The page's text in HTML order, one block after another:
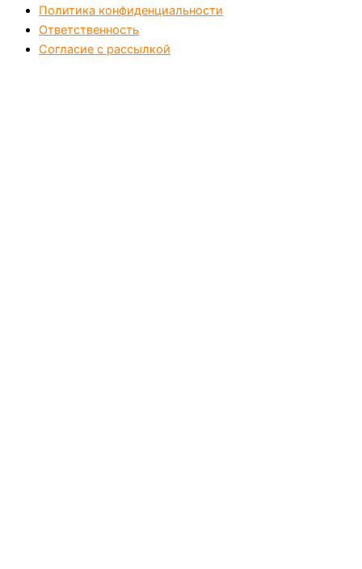
Политика конфиденциальности
Ответственность
Согласие с рассылкой